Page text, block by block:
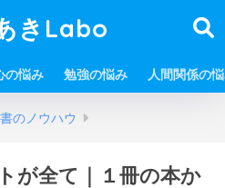
きLabo
の悩み 勉強の悩み 人間関係の
のノウハウ
が全て｜１冊の本か